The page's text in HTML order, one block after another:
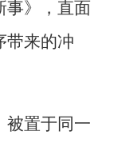
事》，直面
带来的冲
被置于同一